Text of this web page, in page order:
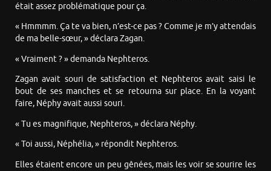
était assez problématique pour ça.
« Hmmmm. Ça te va bien, n’est-ce pas ? Comme je m’y attendais
de ma belle-sœur, » déclara Zagan.
« Vraiment ? » demanda Nephteros.
Zagan avait souri de satisfaction et Nephteros avait saisi le
bout de ses manches et se retourna sur place. En la voyant
faire, Néphy avait aussi souri.
« Tu es magnifique, Nephteros, » déclara Néphy.
« Toi aussi, Néphélia, » répondit Nephteros.
Elles étaient encore un peu gênées, mais les voir se sourire les